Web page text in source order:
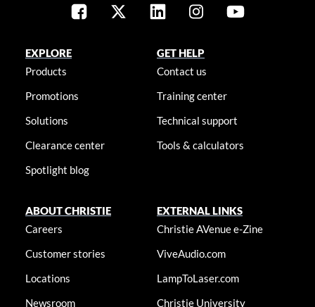
EXPLORE
Products
Promotions
Solutions
Clearance center
Spotlight blog
GET HELP
Contact us
Training center
Technical support
Tools & calculators
ABOUT CHRISTIE
Careers
Customer stories
Locations
Newsroom
EXTERNAL LINKS
Christie AVenue e-Zine
ViveAudio.com
LampToLaser.com
Christie University